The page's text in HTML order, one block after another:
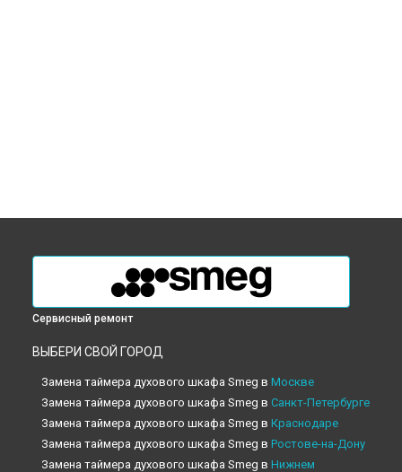
Сервисный ремонт
ВЫБЕРИ СВОЙ ГОРОД
Замена таймера духового шкафа Smeg в Москве
Замена таймера духового шкафа Smeg в Санкт-Петербурге
Замена таймера духового шкафа Smeg в Краснодаре
Замена таймера духового шкафа Smeg в Ростове-на-Дону
Замена таймера духового шкафа Smeg в Нижнем